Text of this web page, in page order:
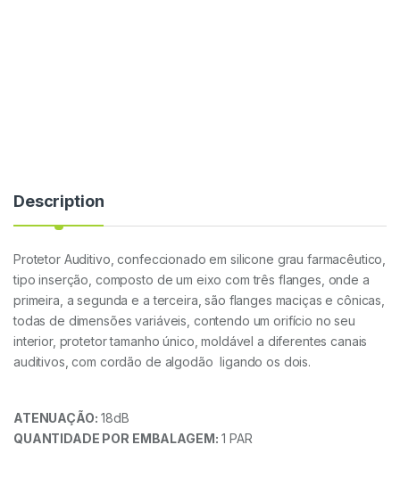
Description
Protetor Auditivo, confeccionado em silicone grau farmacêutico,
tipo inserção, composto de um eixo com três flanges, onde a
primeira, a segunda e a terceira, são flanges maciças e cônicas,
todas de dimensões variáveis, contendo um orifício no seu
interior, protetor tamanho único, moldável a diferentes canais
auditivos, com cordão de algodão ligando os dois.
ATENUAÇÃO: 18dB
QUANTIDADE POR EMBALAGEM: 1 PAR